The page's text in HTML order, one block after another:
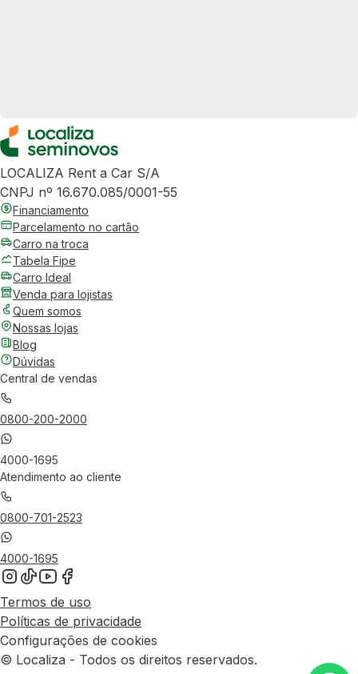
LOCALIZA Rent a Car S/A
CNPJ nº 16.670.085/0001-55
Financiamento
Parcelamento no cartão
Carro na troca
Tabela Fipe
Carro Ideal
Venda para lojistas
Quem somos
Nossas lojas
Blog
Dúvidas
Central de vendas
0800-200-2000
4000-1695
Atendimento ao cliente
0800-701-2523
4000-1695
Termos de uso
Políticas de privacidade
Configurações de cookies
© Localiza - Todos os direitos reservados.